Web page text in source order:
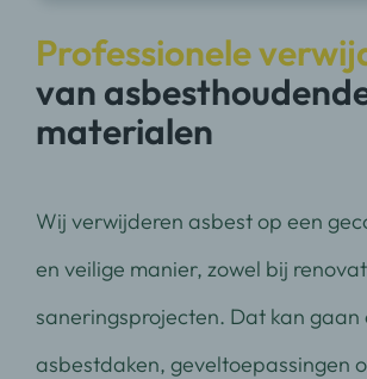
Professionele
van
materialen
Wij verwijderen asbest op een
en veilige manier, zowel bij
saneringsprojecten. Dat kan gaan
asbestdaken, geveltoepassingen